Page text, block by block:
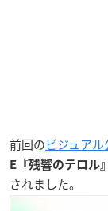
前回のビジュアル
E『残響のテロル』
されました。